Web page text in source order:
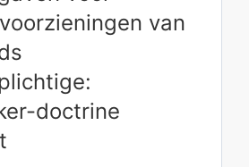
van
doctrine